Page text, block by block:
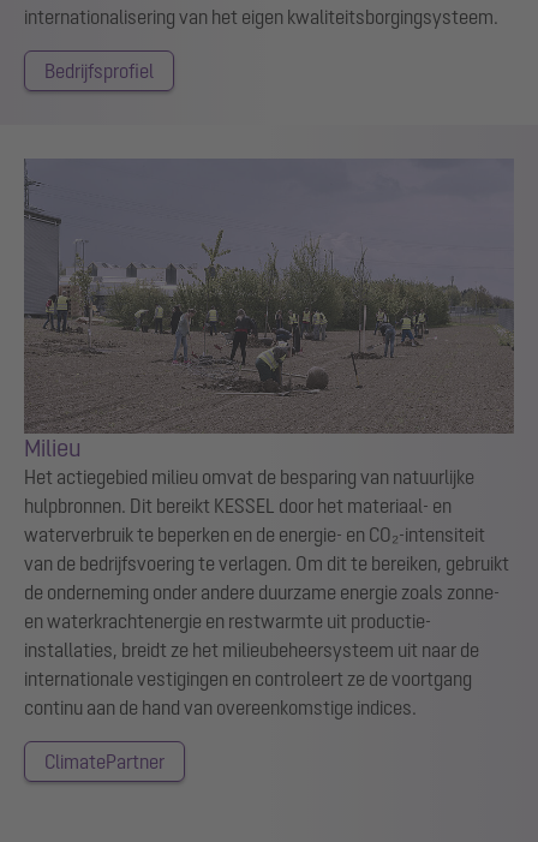
internationalisering van het eigen kwaliteitsborgingsysteem.
Bedrijfsprofiel
Milieu
Het actiegebied milieu omvat de besparing van natuurlijke
hulpbronnen. Dit bereikt KESSEL door het materiaal- en
waterverbruik te beperken en de energie- en CO₂-intensiteit
van de bedrijfsvoering te verlagen. Om dit te bereiken, gebruikt
de onderneming onder andere duurzame energie zoals zonne-
en waterkrachtenergie en restwarmte uit productie-
installaties, breidt ze het milieubeheersysteem uit naar de
internationale vestigingen en controleert ze de voortgang
continu aan de hand van overeenkomstige indices.
ClimatePartner